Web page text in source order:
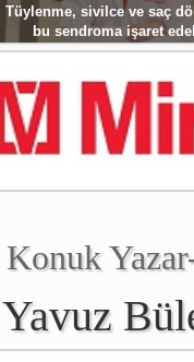
Tüylenme, sivilce ve saç
bu sendroma işaret
Konuk
Yavuz